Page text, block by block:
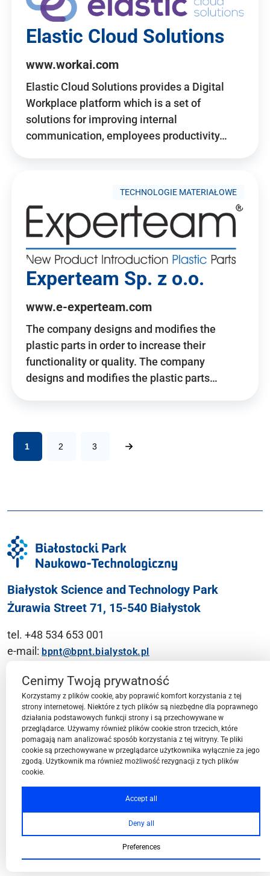
Elastic Cloud Solutions
www.workai.com
Elastic Cloud Solutions provides a Digital
Workplace platform which is a set of
solutions for improving internal
communication, employees productivity…
TECHNOLOGIE MATERIAŁOWE
Experteam Sp. z o.o.
www.e-experteam.com
The company designs and modifies the
plastic parts in order to increase their
functionality or quality. The company
designs and modifies the plastic parts…
1 2 3
Białystok Science and Technology Park
Żurawia Street 71, 15-540 Białystok
tel. +48 534 653 001
e-mail: bpnt@bpnt.bialystok.pl
Contact
BPN-T Area
BPN-T Offer
Cenimy Twoją prywatność
Korzystamy z plików cookie, aby poprawić komfort korzystania z tej
strony internetowej. Niektóre z tych plików są niezbędne dla poprawnego
działania podstawowych funkcji strony i są przechowywane w
przeglądarce. Używamy również plików cookie stron trzecich, które
pomagają nam analizować sposób korzystania z tej witryny. Te pliki
cookie są przechowywane w przeglądarce użytkownika wyłącznie za jego
zgodą. Użytkownik ma również możliwość rezygnacji z tych plików
cookie.
Accept all
Deny all
Preferences